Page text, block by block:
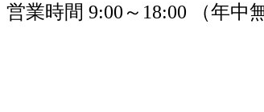
営業時間 9:00～18:00 （年中